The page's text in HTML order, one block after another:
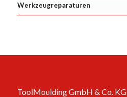
Werkzeugreparaturen
ToolMoulding GmbH & Co. KG